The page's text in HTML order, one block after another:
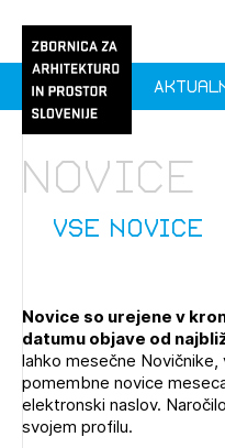
Praksa
O ZAPS
1/1
Pozdravljeni
Prijavite se s svojim ZAPS
vse novice
Novice
Novice so urejene v
datumu objave od
lahko mesečne
pomembne novice
elektronski naslov.
svojem profilu.
1/2
Prijava na
Ostanite na tekočem z
Novičnike. Označite svojo
Novičnike vam bomo pošiljali na
Mesečni novičnik